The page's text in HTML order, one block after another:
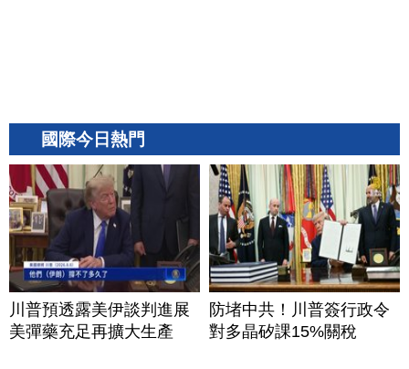
國際今日熱門
川普預透露美伊談判進展
美彈藥充足再擴大生產
防堵中共！川普簽行政令
對多晶矽課15%關稅